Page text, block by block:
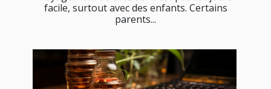
facile, surtout avec des enfants. Certains
parents...